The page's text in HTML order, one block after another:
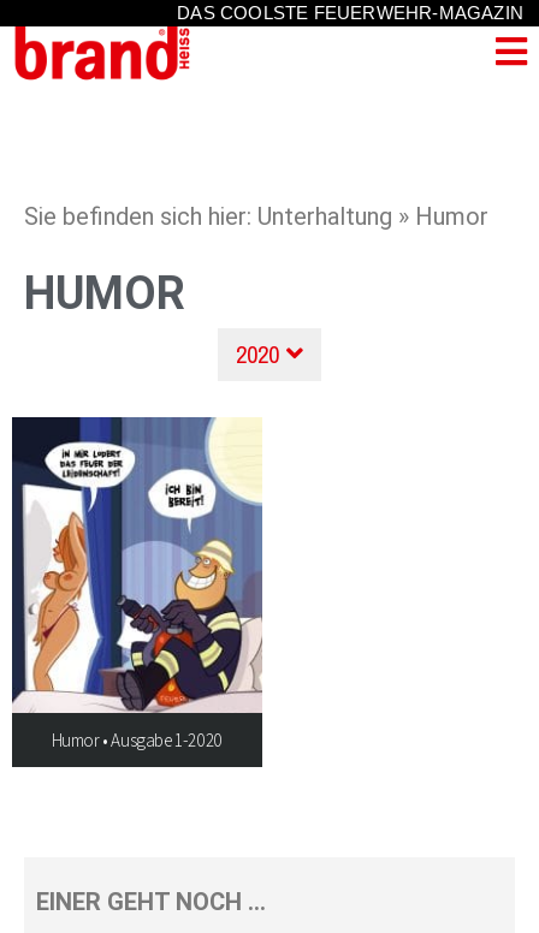
DAS COOLSTE FEUERWEHR-MAGAZIN
Sie befinden sich hier: Unterhaltung » Humor
HUMOR
2020
Humor • Ausgabe 1-2020
EINER GEHT NOCH …